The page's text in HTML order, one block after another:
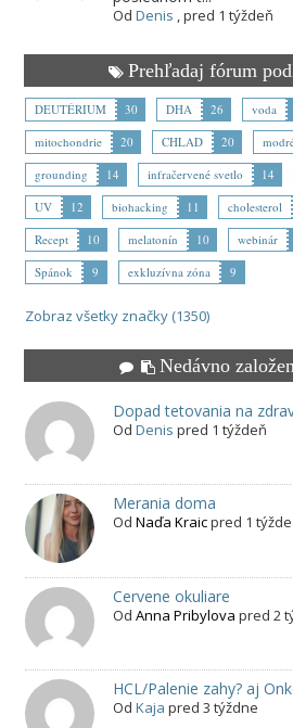
Od Denis ,pred 1 týždeň
Prehľadaj fórum
DEUTÉRIUM 30 DHA 26 voda
mitochondrie
20 CHLAD 20
grounding
14 infračervené svetlo 14
UV
12 biohacking 11 cholesterol
Recept
10 melatonín 10 webinár
Spánok
9 exkluzívna zóna 9
Zobraz všetky značky (1350)
Nedávno
Dopad tetovania na
Od Denis pred 1 týždeň
Merania doma
Od Naďa Kraicpred 1
Cervene okuliare
Od Anna Pribylova pred 2
HCL/Palenie zahy? aj
Od Kaja pred 3 týždne